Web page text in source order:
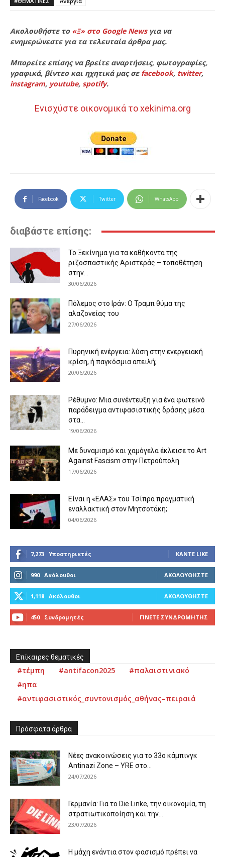
Ακολουθήστε το «Ξ» στο Google Newsγια να
ενημερώνεστε για τα τελευταία άρθρα μας.
Μπορείτε επίσης να βρείτε αναρτήσεις, φωτογραφίες,
γραφικά, βίντεο και ηχητικά μας σε facebook, twitter,
instagram, youtube, spotify.
Ενισχύστε οικονομικά το xekinima.org
Facebook Twitter WhatsApp
διαβάστε επίσης:
Το Ξεκίνημα για τα καθήκοντα της
ριζοσπαστικής Αριστεράς – τοποθέτηση
στην...
30/06/2026
Πόλεμος στο Ιράν: Ο Τραμπ θύμα της
αλαζονείας του
27/06/2026
Πυρηνική ενέργεια: λύση στην ενεργειακή
κρίση, ή παγκόσμια απειλή;
20/06/2026
Ρέθυμνο: Μια συνέντευξη για ένα φωτεινό
παράδειγμα αντιφασιστικής δράσης μέσα
στα...
19/06/2026
Με δυναμισμό και χαμόγελα έκλεισε το Art
Against Fascism στην Πετρούπολη
17/06/2026
Είναι η «ΕΛΑΣ» του Τσίπρα πραγματική
εναλλακτική στον Μητσοτάκη;
04/06/2026
7,273 Υποστηρικτές ΚΆΝΤΕ LIKE
990 Ακόλουθοι ΑΚΟΛΟΥΘΉΣΤΕ
1,118 Ακόλουθοι ΑΚΟΛΟΥΘΉΣΤΕ
450 Συνδρομητές ΓΊΝΕΤΕ ΣΥΝΔΡΟΜΗΤΉΣ
Επίκαιρες θεματικές
#τέμπη #antifacon2025
#παλαιστινιακό
#ηπα
#αντιφασιστικός_συντονισμός_αθήνας–πειραιά
Πρόσφατα άρθρα
Νέες ανακοινώσεις για το 33ο κάμπινγκ
Antinazi Zone – YRE στο...
24/07/2026
Γερμανία: Για το Die Linke, την οικονομία, τη
στρατιωτικοποίηση και την...
23/07/2026
Η μάχη ενάντια στον φασισμό πρέπει να